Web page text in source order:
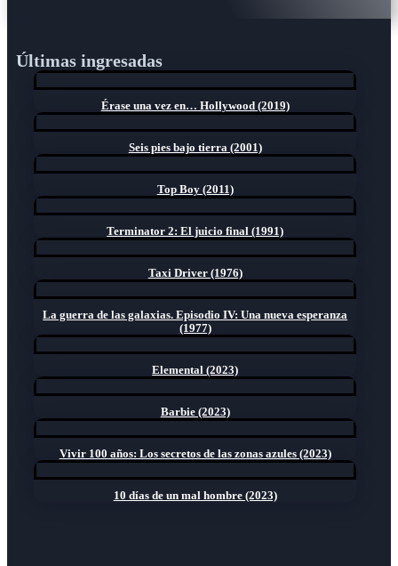
Últimas ingresadas
Érase una vez en… Hollywood (2019)
Seis pies bajo tierra (2001)
Top Boy (2011)
Terminator 2: El juicio final (1991)
Taxi Driver (1976)
La guerra de las galaxias. Episodio IV: Una nueva esperanza
(1977)
Elemental (2023)
Barbie (2023)
Vivir 100 años: Los secretos de las zonas azules (2023)
10 días de un mal hombre (2023)